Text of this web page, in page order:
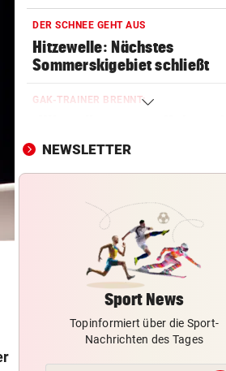
DER SCHNEE GEHT AUS
Hitzewelle: Nächstes
Sommerskigebiet schließt
GAK-TRAINER BRENNT:
ausbauen, egal wie!“
NACH HARTEM KAMPF
Viertelfinale
VEREHRUNG STATT KRITIK
Großer Verband stärkt weiter
FIFA-Boss Infantino
AB NACH ITALIEN!
Leihe perfekt: Borussia
vermeldet Abgang
NEWSLETTER
Sport News
Topinformiert über die Sport-
Nachrichten des Tages